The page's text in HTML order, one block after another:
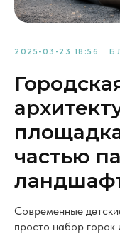
2025-03-23 18:56
частью
Современные
просто набор горок